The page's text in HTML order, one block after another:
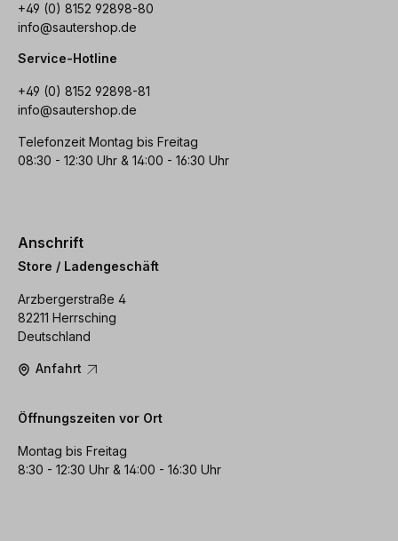
+49 (0) 8152 92898-80
info@sautershop.de
Service-Hotline
+49 (0) 8152 92898-81
info@sautershop.de
Telefonzeit Montag bis Freitag
08:30 - 12:30 Uhr & 14:00 - 16:30 Uhr
Anschrift
Store / Ladengeschäft
Arzbergerstraße 4
82211 Herrsching
Deutschland
Anfahrt
Öffnungszeiten vor Ort
Montag bis Freitag
8:30 - 12:30 Uhr & 14:00 - 16:30 Uhr